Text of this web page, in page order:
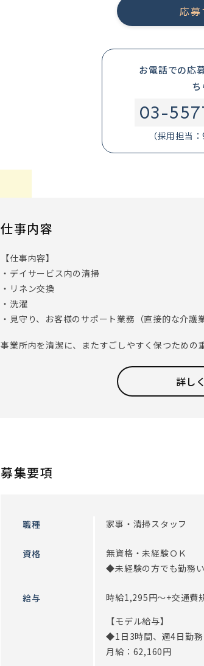
応募
お電話での応
ち
03-
（採用担当
仕事内容
【仕事内容】
・デイサービス内の清掃
・リネン交換
・洗濯
・見守り、お客様のサポート業務（直接的な介護
事業所内を清潔に、またすごしやすく保つための
ご本人の希望を尊重していますので、陶芸をし
詳し
募集要項
職種 家事・清掃スタッフ
資格
無資格・未経験ＯＫ
◆未経験の方でも勤務い
給与
時給1,295円～+交通費
【モデル給与】
◆1日3時間、週4日勤
月給：62,160円